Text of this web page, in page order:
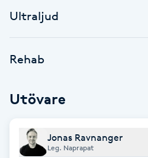
Damklippning
Ultraljud
Rehab
Utövare
Jonas Ravnanger
Leg. Naprapat